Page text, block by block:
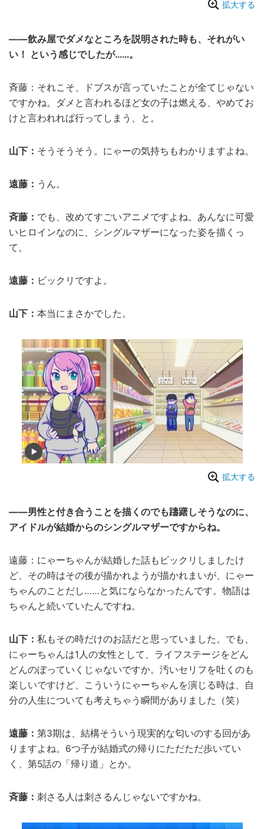
拡大する
――飲み屋でダメなところを説明された時も、それがい
い！ という感じでしたが……。
斉藤：それこそ、ドブスが言っていたことが全てじゃない
ですかね。ダメと言われるほど女の子は燃える、やめてお
けと言われれば行ってしまう、と。
山下： そうそうそう。にゃーの気持ちもわかりますよね。
遠藤： うん。
斉藤： でも、改めてすごいアニメですよね。あんなに可愛
いヒロインなのに、シングルマザーになった姿を描くっ
て。
遠藤： ビックリですよ。
山下： 本当にまさかでした。
拡大する
――男性と付き合うことを描くのでも躊躇しそうなのに、
アイドルが結婚からのシングルマザーですからね。
遠藤：にゃーちゃんが結婚した話もビックリしましたけ
ど、その時はその後が描かれようが描かれまいが、にゃー
ちゃんのことだし……と気にならなかったんです。物語は
ちゃんと続いていたんですね。
山下： 私もその時だけのお話だと思っていました。でも、
にゃーちゃんは1人の女性として、ライフステージをどん
どんのぼっていくじゃないですか。汚いセリフを吐くのも
楽しいですけど、こういうにゃーちゃんを演じる時は、自
分の人生についても考えちゃう瞬間がありました（笑）
遠藤： 第3期は、結構そういう現実的な匂いのする回があ
りますよね。6つ子が結婚式の帰りにただただ歩いてい
く、第5話の「帰り道」とか。
斉藤： 刺さる人は刺さるんじゃないですかね。